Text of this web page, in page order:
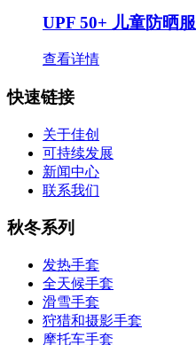
UPF 50+ 儿童防晒服
查看详情
快速链接
关于佳创
可持续发展
新闻中心
联系我们
秋冬系列
发热手套
全天候手套
滑雪手套
狩猎和摄影手套
摩托车手套